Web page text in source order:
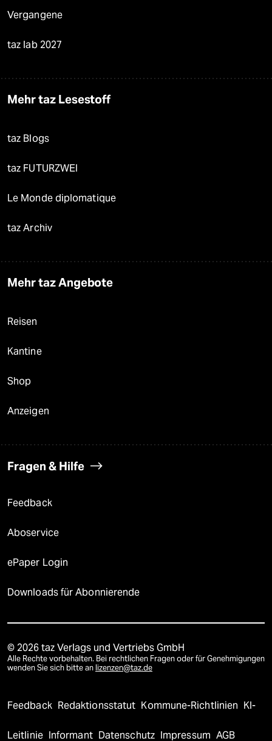
Vergangene
taz lab 2027
Mehr taz Lesestoff
taz Blogs
taz FUTURZWEI
Le Monde diplomatique
taz Archiv
Mehr taz Angebote
Reisen
Kantine
Shop
Anzeigen
Fragen & Hilfe
Feedback
Aboservice
ePaper Login
Downloads für Abonnierende
© 2026 taz Verlags und Vertriebs GmbH
Alle Rechte vorbehalten. Bei rechtlichen Fragen oder für Genehmigungen
wenden Sie sich bitte an lizenzen@taz.de
Feedback Redaktionsstatut Kommune-Richtlinien KI-
Leitlinie Informant Datenschutz Impressum AGB